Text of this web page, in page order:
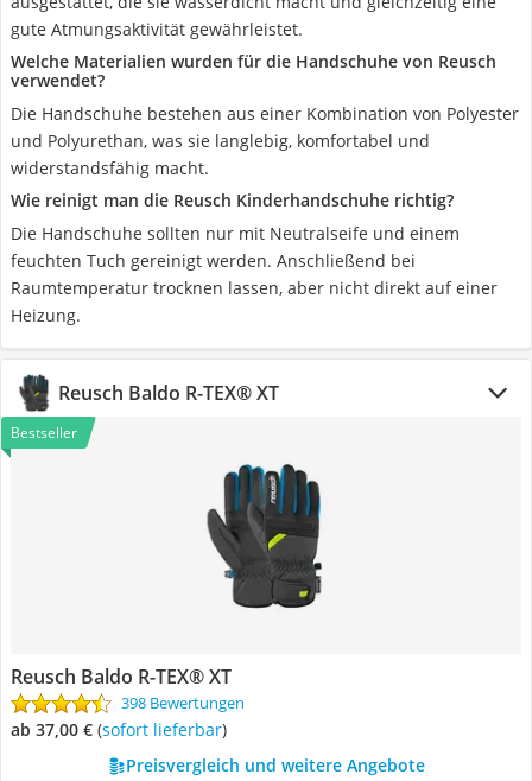
gute Atmungsaktivität gewährleistet.
Welche Materialien wurden für die Handschuhe von Reusch
verwendet?
Die Handschuhe bestehen aus einer Kombination von Polyester
und Polyurethan, was sie langlebig, komfortabel und
widerstandsfähig macht.
Wie reinigt man die Reusch Kinderhandschuhe richtig?
Die Handschuhe sollten nur mit Neutralseife und einem
feuchten Tuch gereinigt werden. Anschließend bei
Raumtemperatur trocknen lassen, aber nicht direkt auf einer
Heizung.
Reusch Baldo R-TEX® XT
Bestseller
Reusch Baldo R-TEX® XT
398 Bewertungen
ab 37,00 € ( Sofort lieferbar)
Preisvergleich und weitere Angebote